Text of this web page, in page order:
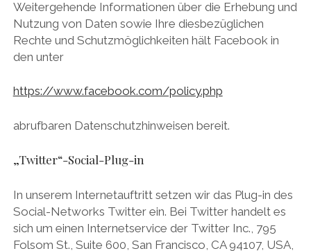
Weitergehende Informationen über die Erhebung und
Nutzung von Daten sowie Ihre diesbezüglichen
Rechte und Schutzmöglichkeiten hält Facebook in
den unter
https://www.facebook.com/policy.php
abrufbaren Datenschutzhinweisen bereit.
„Twitter“-Social-Plug-in
In unserem Internetauftritt setzen wir das Plug-in des
Social-Networks Twitter ein. Bei Twitter handelt es
sich um einen Internetservice der Twitter Inc., 795
Folsom St., Suite 600, San Francisco, CA 94107, USA,